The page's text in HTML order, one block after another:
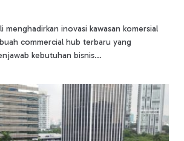
menghadirkan inovasi kawasan komersial
commercial hub terbaru yang
kebutuhan bisnis…